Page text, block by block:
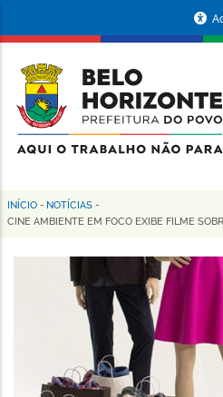
conteúdo
principal
da
Prefeitura
de
Horizonte
Trilha
navegação
INÍCIO - NOTÍCIAS -
CINE AMBIENTE EM FOCO EXIBE FILME